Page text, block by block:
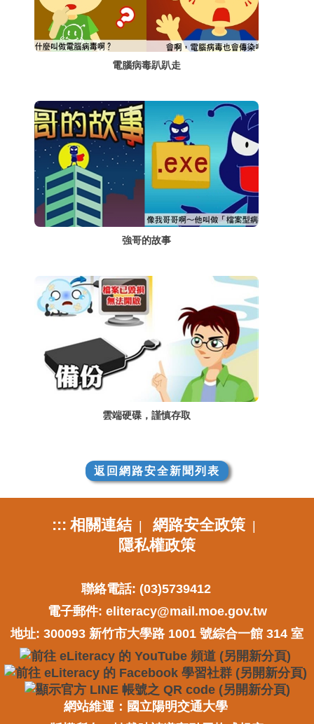
電腦病毒趴趴走
強哥的故事
雲端硬碟，謹慎存取
返回網路安全新聞列表
::: 相關連結| 網路安全政策|
隱私權政策
聯絡電話: (03)5739412
電子郵件: eliteracy@mail.moe.gov.tw
地址: 300093 新竹市大學路 1001 號綜合一館 314 室
網站維運：國立陽明交通大學